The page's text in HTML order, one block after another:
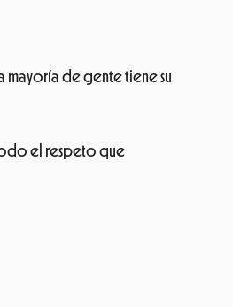
mayoría de gente tiene su
el respeto que